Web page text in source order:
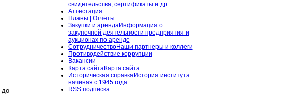
до
свидетельства, сертификаты и др.
Аттестация
Планы | Отчёты
Закупки и арендаИнформация о
закупочной деятельности предприятия и
аукционах по аренде
СотрудничествоНаши партнеры и коллеги
Противодействие коррупции
Вакансии
Карта сайтаКарта сайта
Историческая справкаИстория института
начиная с 1945 года
RSS подписка